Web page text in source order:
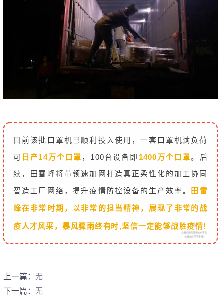
目前该批口罩机已顺利投入使用，一套口罩机满负荷
可 日产14万个口罩 ，100台设备即 1400万个口罩。后
续，田雪峰将带领速加网打造真正柔性化的加工协同
智造工厂网络，提升疫情防控设备的生产效率。
田雪
峰在非常时期，以非常的担当精神，展现了非常的战
疫人才风采，暴风骤雨终有时,坚信一定能够战胜疫情!
上一篇： 无
下一篇： 无